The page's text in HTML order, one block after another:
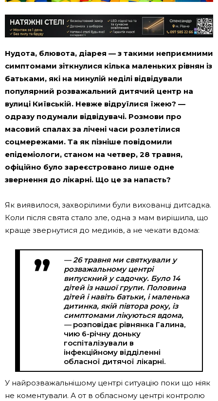
Нудота, блювота, діарея — з такими неприємними
симптомами зіткнулися кілька маленьких рівнян із
батьками, які на минулій неділі відвідували
популярний розважальний дитячий центр на
вулиці Київській. Невже відруїлися їжею? —
одразу подумали відвідувачі. Розмови про
масовий спалах за лічені часи розлетілися
соцмережами. Та як пізніше повідомили
епідеміологи, станом на четвер, 28 травня,
офіційно було зареєстровано лише одне
звернення до лікарні. Що це за напасть?
Як виявилося, захворілими були вихованці дитсадка.
Коли після свята стало зле, одна з мам вирішила, що
краще звернутися до медиків, а не чекати вдома:
— 26 травня ми святкували у
розважальному центрі
випускний у садочку. Було 14
дітей із нашої групи. Половина
дітей і навіть батьки, і маленька
дитинка, якій півтора року, із
симптомами лікуються вдома,
—розповідає рівнянка Галина,
чию 6-річну доньку
госпіталізували в
інфекційному відділенні
обласної дитячої лікарні.
У найрозважальнішому центрі ситуацію поки що ніяк
не коментували. А от в обласному центрі контролю